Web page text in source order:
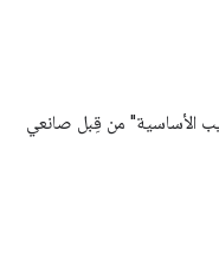
الأساسية" من قِبل صانعي